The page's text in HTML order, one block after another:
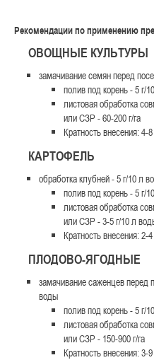
Рекомендации по применению
ОВОЩНЫЕ КУЛЬТУРЫ
замачивание семян перед
полив под корень - 5 г/
листовая обработка
или СЗР - 60-200 г/га
Кратность внесения:
КАРТОФЕЛЬ
обработка клубней - 5 г/10 л
полив под корень - 5 г/
листовая обработка
или СЗР - 3-5 г/10 л
Кратность внесения: 2-
ПЛОДОВО-ЯГОДНЫЕ
замачивание саженцев перед
воды
полив под корень - 5 г/
листовая обработка
или СЗР - 150-900 г/га
Кратность внесения: 3-